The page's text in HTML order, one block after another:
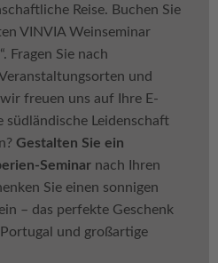
Reise. Buchen Sie
VINVIA Weinseminar
Fragen Sie nach
und
freuen uns auf Ihre E-
südländische Leidenschaft
Gestalten Sie ein
Seminarnach Ihren
Sie einen sonnigen
– das perfekte Geschenk
und großartige